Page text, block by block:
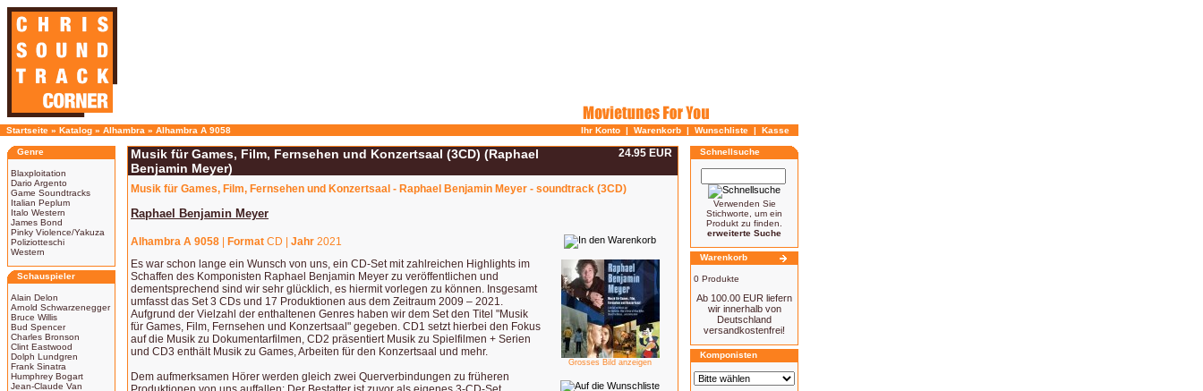
Startseite » Katalog » Alhambra » Alhambra A 9058 Ihr Konto | Warenkorb | Wunschliste | Kasse
Genre
Blaxploitation
Dario Argento
Game Soundtracks
Italian Peplum
Italo Western
James Bond
Pinky Violence/Yakuza
Poliziotteschi
Western
Schauspieler
Alain Delon
Arnold Schwarzenegger
Bruce Willis
Bud Spencer
Charles Bronson
Clint Eastwood
Dolph Lundgren
Frank Sinatra
Humphrey Bogart
Jean-Claude Van
Musik für Games, Film, Fernsehen und Konzertsaal (3CD) (Raphael
Benjamin Meyer)
24.95 EUR
Musik für Games, Film, Fernsehen und Konzertsaal - Raphael Benjamin Meyer - soundtrack (3CD)
Raphael Benjamin Meyer
Alhambra A 9058 Format CD | Jahr 2021
Es war schon lange ein Wunsch von uns, ein CD-Set mit zahlreichen Highlights im
Schaffen des Komponisten Raphael Benjamin Meyer zu veröffentlichen und
dementsprechend sind wir sehr glücklich, es hiermit vorlegen zu können. Insgesamt
umfasst das Set 3 CDs und 17 Produktionen aus dem Zeitraum 2009 – 2021.
Aufgrund der Vielzahl der enthaltenen Genres haben wir dem Set den Titel "Musik
für Games, Film, Fernsehen und Konzertsaal" gegeben. CD1 setzt hierbei den Fokus
auf die Musik zu Dokumentarfilmen, CD2 präsentiert Musik zu Spielfilmen + Serien
und CD3 enthält Musik zu Games, Arbeiten für den Konzertsaal und mehr.
Dem aufmerksamen Hörer werden gleich zwei Querverbindungen zu früheren
Grosses Bild anzeigen
Schnellsuche
Verwenden Sie
Stichworte, um ein
Produkt zu finden.
erweiterte Suche
Warenkorb
0 Produkte
Ab 100.00 EUR liefern
wir innerhalb von
Deutschland
versandkostenfrei!
Komponisten